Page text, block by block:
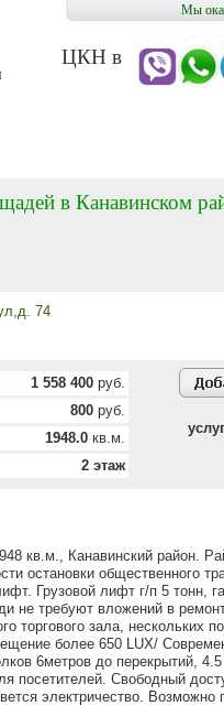
Мы
в
в Канавинском
74
1 558 400руб.
800руб.
1948.0кв.м.
2 этаж
кв.м., Канавинский район.
остановки общественного
Грузовой лифт г/п 5 тонн,
требуют вложений в
торгового зала, нескольких
более 650 LUX/
6метров до перекрытий,
посетителей. Свободный
электричество.